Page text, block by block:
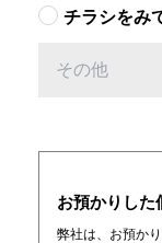
チラシをみ
お預かりした
弊社は、お預か